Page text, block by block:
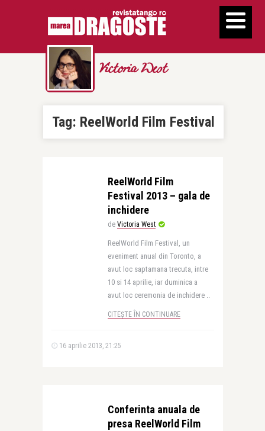
Victoria West
Tag: ReelWorld Film Festival
ReelWorld Film
Festival 2013 – gala de
inchidere
de Victoria West
ReelWorld Film Festival, un
eveniment anual din Toronto, a
avut loc saptamana trecuta, intre
10 si 14 aprilie, iar duminica a
avut loc ceremonia de inchidere ..
CITEȘTE ÎN CONTINUARE
16 aprilie 2013, 21:25
Conferinta anuala de
presa ReelWorld Film